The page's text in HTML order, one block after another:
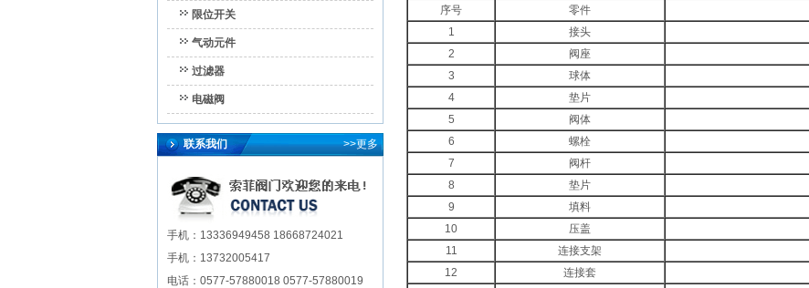
限位开关
气动元件
过滤器
电磁阀
联系我们 >>更多
手机：13336949458 18668724021
手机：13732005417
电话：0577-57880018 0577-57880019
序号
零件
1
接头
2
阀座
3
球体
4
垫片
5
阀体
6
螺栓
7
阀杆
8
垫片
9
填料
10
压盖
11
连接支架
12
连接套